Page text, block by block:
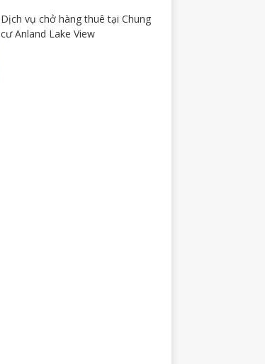
Dịch vụ chở hàng thuê tại Chung
cư Anland Lake View